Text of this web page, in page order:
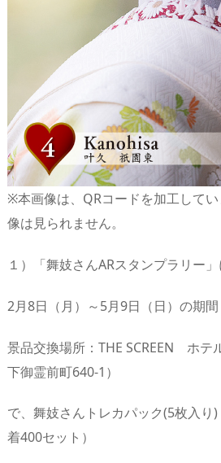
※本画像は、QRコードを加工して
像は見られません。
１）「舞妓さんARスタンプラリー
2月8日（月）～5月9日（日）の期間
景品交換場所：THE SCREEN ホテ
下御霊前町640-1）
で、舞妓さんトレカパック(5枚入り
着400セット）